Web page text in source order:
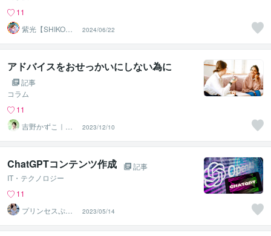
11
紫光【SHIKO】
遠隔透視鑑定士
2024/06/22
アドバイスをおせっかいにしない為に
記事
コラム
11
吉野かずこ｜コ
アをひらく癒し
手
2023/12/10
ChatGPTコンテンツ作成
記事
IT・テクノロジー
11
プリンセスぷり
こ
2023/05/14